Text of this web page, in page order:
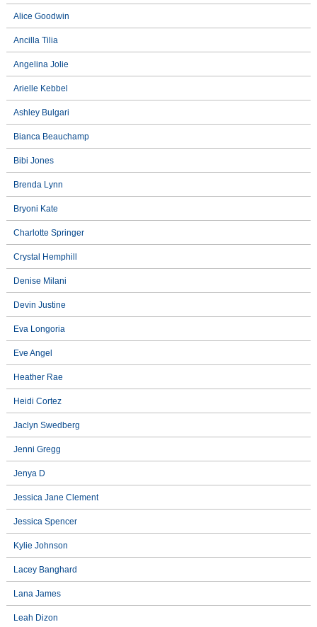
Alice Goodwin
Ancilla Tilia
Angelina Jolie
Arielle Kebbel
Ashley Bulgari
Bianca Beauchamp
Bibi Jones
Brenda Lynn
Bryoni Kate
Charlotte Springer
Crystal Hemphill
Denise Milani
Devin Justine
Eva Longoria
Eve Angel
Heather Rae
Heidi Cortez
Jaclyn Swedberg
Jenni Gregg
Jenya D
Jessica Jane Clement
Jessica Spencer
Kylie Johnson
Lacey Banghard
Lana James
Leah Dizon